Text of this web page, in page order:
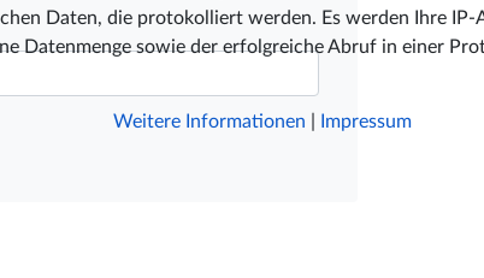
Daten, die protokolliert werden. Es werden Ihre
Datenmenge sowie der erfolgreiche Abruf in einer
Weitere Informationen
Impressum